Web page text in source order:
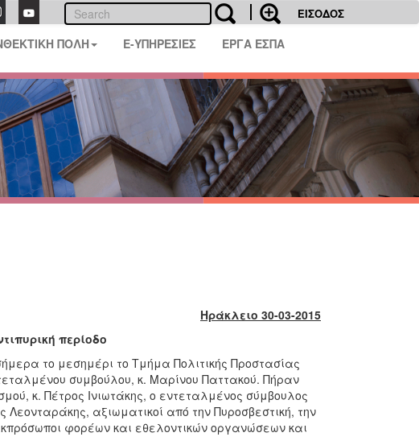
ΕΙΣΟΔΟΣ
ΠΟΛΗ E-ΥΠΗΡΕΣΙΕΣ ΕΡΓΑ ΕΣΠΑ
Ηράκλειο 30-03-2015
περίοδο
το μεσημέρι το Τμήμα Πολιτικής Προστασίας
συμβούλου, κ. Μαρίνου Παττακού. Πήραν
κ. Πέτρος Ινιωτάκης, ο εντεταλμένος σύμβουλος
Λεονταράκης, αξιωματικοί από την Πυροσβεστική, την
φορέων και εθελοντικών οργανώσεων και